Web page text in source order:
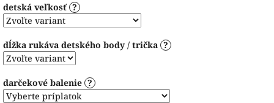
detská veľkosť ?
dĺžka rukáva detského body / trička ?
darčekové balenie ?